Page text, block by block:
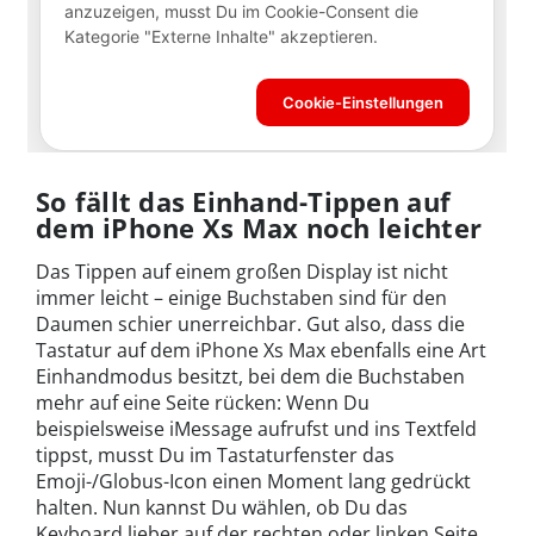
So fällt das Einhand-Tippen auf
dem iPhone Xs Max noch leichter
Das Tippen auf einem großen Display ist nicht
immer leicht – einige Buchstaben sind für den
Daumen schier unerreichbar. Gut also, dass die
Tastatur auf dem iPhone Xs Max ebenfalls eine Art
Einhandmodus besitzt, bei dem die Buchstaben
mehr auf eine Seite rücken: Wenn Du
beispielsweise iMessage aufrufst und ins Textfeld
tippst, musst Du im Tastaturfenster das
Emoji-/Globus-Icon einen Moment lang gedrückt
halten. Nun kannst Du wählen, ob Du das